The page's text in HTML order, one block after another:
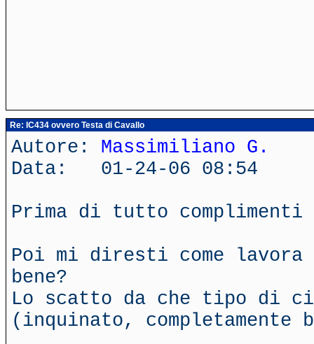
Re: IC434 ovvero Testa di Cavallo
Autore: Massimiliano G.
Data: 01-24-06 08:54
Prima di tutto
Poi mi diresti come lavora
bene?
Lo scatto da che tipo di
(inquinato, completamente